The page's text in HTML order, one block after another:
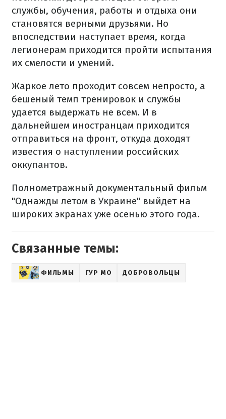
службы, обучения, работы и отдыха они
становятся верными друзьями. Но
впоследствии наступает время, когда
легионерам приходится пройти испытания
их смелости и умений.
Жаркое лето проходит совсем непросто, а
бешеный темп тренировок и службы
удается выдержать не всем. И в
дальнейшем иностранцам приходится
отправиться на фронт, откуда доходят
известия о наступлении российских
оккупантов.
Полнометражный документальный фильм
"Однажды летом в Украине" выйдет на
широких экранах уже осенью этого года.
Связанные темы:
ФИЛЬМЫ ГУР МО ДОБРОВОЛЬЦЫ